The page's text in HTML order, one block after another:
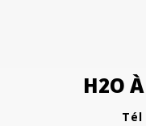
H2O
Tél